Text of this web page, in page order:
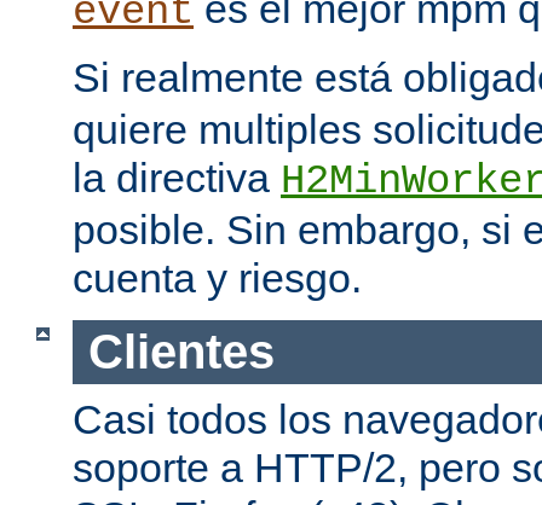
event
Si realmente está
quiere multiples
la directiva
posible. Sin embargo, si
cuenta y riesgo.
Clientes
Casi todos los
soporte a HTTP/2, pero